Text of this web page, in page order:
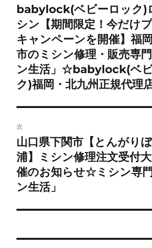
稿
ナ
ビ
ゲ
ー
シ
ョ
ン
前
の
投
稿:
babylock(ベビーロック)
シン【期間限定！今だけ
キャンペーンを開催】福
市のミシン修理・販売専
ン生活」☆babylock(ベ
ク)福岡・北九州正規代理
次
次
の
投
稿:
山口県下関市【とんがり
浦】ミシン修理注文受付
催のお知らせ☆ミシン専
ン生活」